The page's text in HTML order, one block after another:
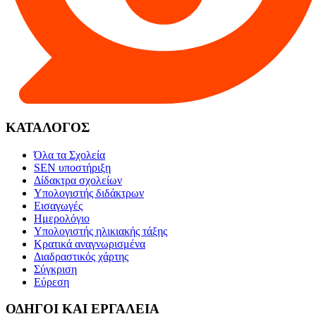
ΚΑΤΑΛΟΓΟΣ
Όλα τα Σχολεία
SEN υποστήριξη
Δίδακτρα σχολείων
Υπολογιστής διδάκτρων
Εισαγωγές
Ημερολόγιο
Υπολογιστής ηλικιακής τάξης
Κρατικά αναγνωρισμένα
Διαδραστικός χάρτης
Σύγκριση
Εύρεση
ΟΔΗΓΟΙ ΚΑΙ ΕΡΓΑΛΕΙΑ